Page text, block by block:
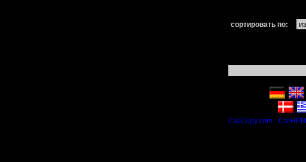
сортировать по:
CarCopy.com - CarHPM